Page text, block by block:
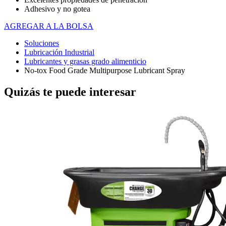
Adhesivo y no gotea
AGREGAR A LA BOLSA
Soluciones
Lubricación Industrial
Lubricantes y grasas grado alimenticio
No-tox Food Grade Multipurpose Lubricant Spray
Quizás te puede interesar